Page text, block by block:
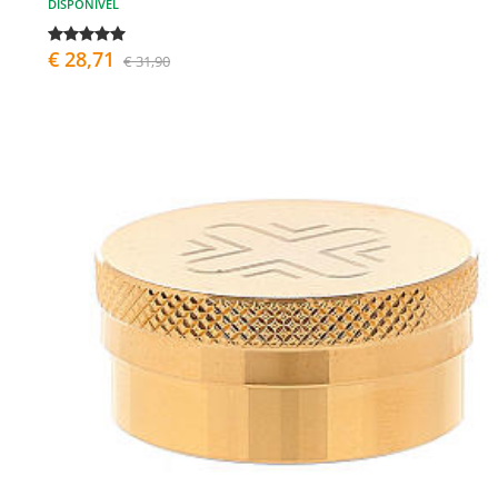
DISPONÍVEL
€ 28,71 € 31,90